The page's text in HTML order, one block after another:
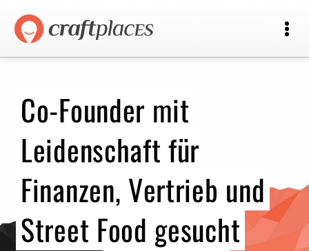
Co-Founder mit
Leidenschaft für
Finanzen, Vertrieb und
Street Food gesucht